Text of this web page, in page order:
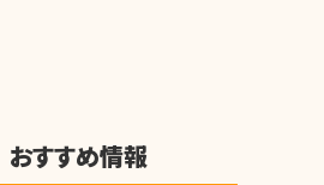
おすすめ情報